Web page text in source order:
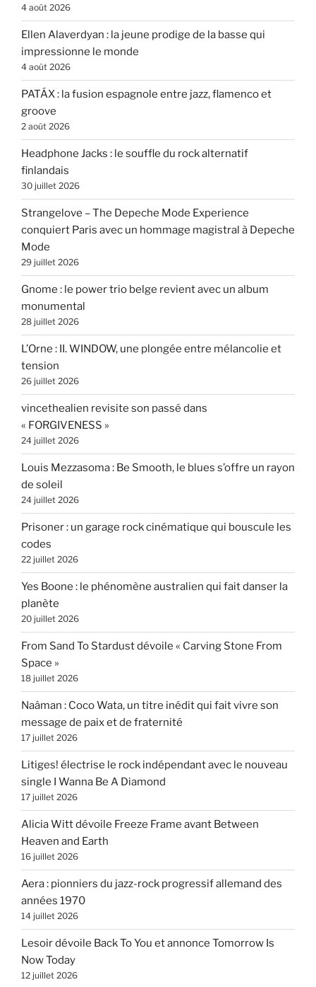
4 août 2026
Ellen Alaverdyan : la jeune prodige de la basse qui
impressionne le monde
4 août 2026
PATÁX : la fusion espagnole entre jazz, flamenco et
groove
2 août 2026
Headphone Jacks : le souffle du rock alternatif
finlandais
30 juillet 2026
Strangelove – The Depeche Mode Experience
conquiert Paris avec un hommage magistral à Depeche
Mode
29 juillet 2026
Gnome : le power trio belge revient avec un album
monumental
28 juillet 2026
L’Orne : II. WINDOW, une plongée entre mélancolie et
tension
26 juillet 2026
vincethealien revisite son passé dans
« FORGIVENESS »
24 juillet 2026
Louis Mezzasoma : Be Smooth, le blues s’offre un rayon
de soleil
24 juillet 2026
Prisoner : un garage rock cinématique qui bouscule les
codes
22 juillet 2026
Yes Boone : le phénomène australien qui fait danser la
planète
20 juillet 2026
From Sand To Stardust dévoile « Carving Stone From
Space »
18 juillet 2026
Naâman : Coco Wata, un titre inédit qui fait vivre son
message de paix et de fraternité
17 juillet 2026
Litiges! électrise le rock indépendant avec le nouveau
single I Wanna Be A Diamond
17 juillet 2026
Alicia Witt dévoile Freeze Frame avant Between
Heaven and Earth
16 juillet 2026
Aera : pionniers du jazz-rock progressif allemand des
années 1970
14 juillet 2026
Lesoir dévoile Back To You et annonce Tomorrow Is
Now Today
12 juillet 2026